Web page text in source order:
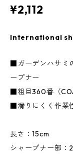
¥2,112
International
■ガーデンハサミ
ープナー
■粗目360番（
■滑りにくく作業
長さ：15cm
シャープナー部：